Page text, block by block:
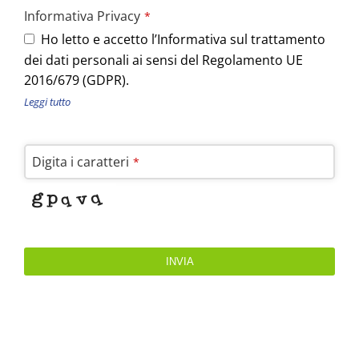
Informativa Privacy *
Ho letto e accetto l’Informativa sul trattamento
dei dati personali ai sensi del Regolamento UE
2016/679 (GDPR).
Leggi tutto
Digita i caratteri *
INVIA